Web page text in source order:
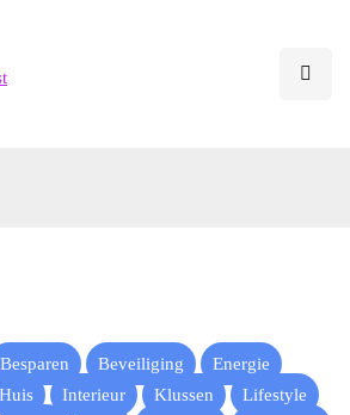
Besparen Beveiliging
Energie
Huis Interieur Klussen
Lifestyle